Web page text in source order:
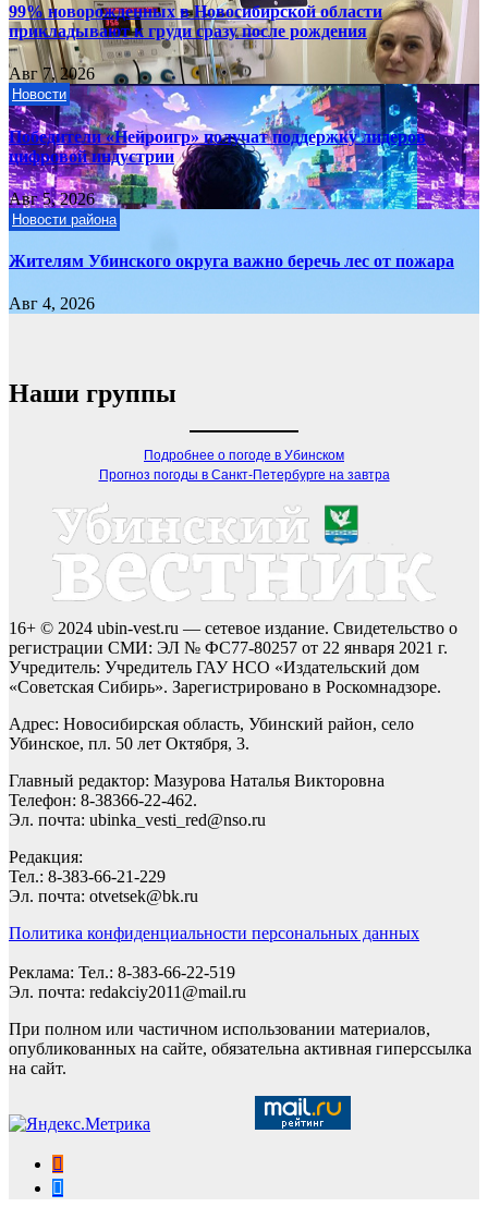
99% новорожденных в Новосибирской области
прикладывают к груди сразу после рождения
Авг 7, 2026
Новости
Победители «Нейроигр» получат поддержку лидеров
цифровой индустрии
Авг 5, 2026
Новости района
Жителям Убинского округа важно беречь лес от пожара
Авг 4, 2026
Наши группы
Подробнее о погоде в Убинском
Прогноз погоды в Санкт-Петербурге на завтра
16+ © 2024 ubin-vest.ru — сетевое издание. Свидетельство о
регистрации СМИ: ЭЛ № ФС77-80257 от 22 января 2021 г.
Учредитель: Учредитель ГАУ НСО «Издательский дом
«Советская Сибирь». Зарегистрировано в Роскомнадзоре.
Адрес: Новосибирская область, Убинский район, село
Убинское, пл. 50 лет Октября, 3.
Главный редактор: Мазурова Наталья Викторовна
Телефон: 8-38366-22-462.
Эл. почта: ubinka_vesti_red@nso.ru
Редакция:
Тел.: 8-383-66-21-229
Эл. почта: otvetsek@bk.ru
Политика конфиденциальности персональных данных
Реклама: Тел.: 8-383-66-22-519
Эл. почта: redakciy2011@mail.ru
При полном или частичном использовании материалов,
опубликованных на сайте, обязательна активная гиперссылка
на сайт.